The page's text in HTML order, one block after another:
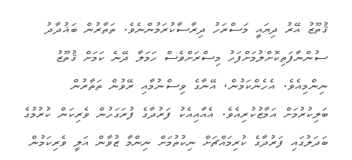
ޤުތޫޒު އޭރު ދިޔައީ މަސްރަހު ދިރާސާކުރަމުންނެވެ. ތަތާރުން ބަޣުދާދު
ސުންނާފަތިކޮށްލުމަށްފަހު މިސްރަށްވެސް ހަމަލާ ދޭނެ ކަމަށް ޤުތޫޒު
ނިންމިއެވެ. އެހެންކަމުން، އޭނާގެ ވިސްނުމާއި ރޭވުން ތަތާރުން
ބަލިކުރުމަށް އަމާޒުކުރިއެވެ. އެއާއިއެކު ފަރުދާގެ ފުރަގަހުން ވެރިކަން ކުރުމުގެ
ބަދަލުގައި ފަރުދާގެ ކުރިމައްޗަށް ނިކުތުމަށް ނިންމާ ޒުވާން އަލީ ވެރިކަމުން